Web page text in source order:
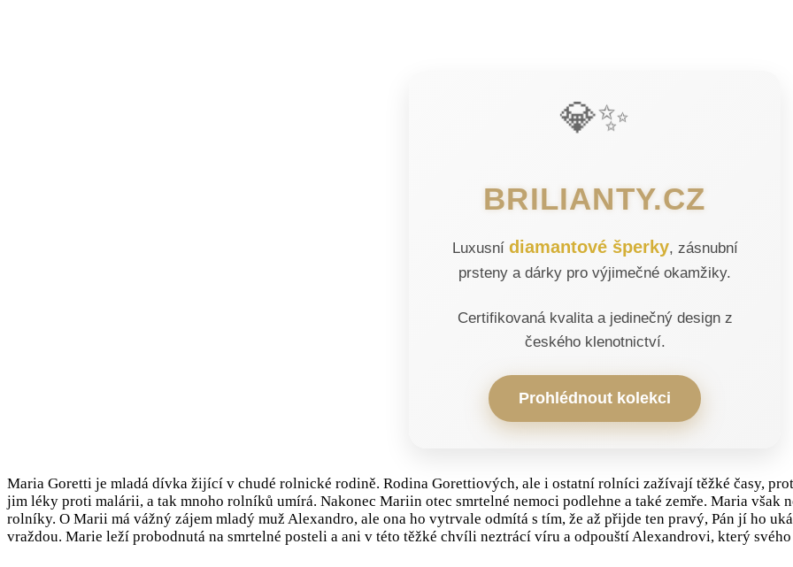
💎✨
BRILIANTY.CZ
Luxusní diamantové šperky, zásnubní
prsteny a dárky pro výjimečné okamžiky.
Certifikovaná kvalita a jedinečný design z
českého klenotnictví.
Prohlédnout kolekci
Maria Goretti je mladá dívka žijící v chudé rolnické rodině. Rodina Gorettiových, ale i ostatní rolníci zažívají těžké časy,
jim léky proti malárii, a tak mnoho rolníků umírá. Nakonec Mariin otec smrtelné nemoci podlehne a také zemře. Maria však
rolníky. O Marii má vážný zájem mladý muž Alexandro, ale ona ho vytrvale odmítá s tím, že až přijde ten pravý, Pán jí ho
vraždou. Marie leží probodnutá na smrtelné posteli a ani v této těžké chvíli neztrácí víru a odpouští Alexandrovi, který